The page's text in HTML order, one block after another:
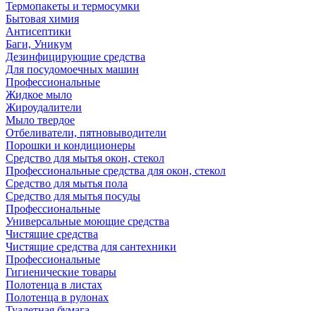
Термопакеты и термосумки
Бытовая химия
Антисептики
Баги, Уникум
Дезинфицирующие средства
Для посудомоечных машин
Профессиональные
Жидкое мыло
Жироудалители
Мыло твердое
Отбеливатели, пятновыводители
Порошки и кондиционеры
Средство для мытья окон, стекол
Профессиональные средства для окон, стекол
Средство для мытья пола
Средство для мытья посуды
Профессиональные
Универсальные моющие средства
Чистящие средства
Чистящие средства для сантехники
Профессиональные
Гигиенические товары
Полотенца в листах
Полотенца в рулонах